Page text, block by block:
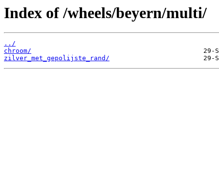
Index of /wheels/beyern/multi/
../
chroom/
zilver_met_gepolijste_rand/